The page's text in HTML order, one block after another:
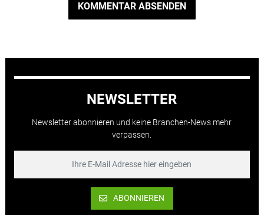
KOMMENTAR ABSENDEN
NEWSLETTER
Newsletter abonnieren und keine Branchen-News mehr
verpassen.
ABONNIEREN